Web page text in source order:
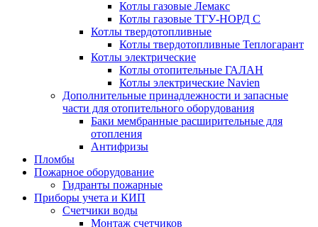
Котлы газовые Лемакс
Котлы газовые ТГУ-НОРД С
Котлы твердотопливные
Котлы твердотопливные Теплогарант
Котлы электрические
Котлы отопительные ГАЛАН
Котлы электрические Navien
Дополнительные принадлежности и запасные
части для отопительного оборудования
Баки мембранные расширительные для
отопления
Антифризы
Пломбы
Пожарное оборудование
Гидранты пожарные
Приборы учета и КИП
Счетчики воды
Монтаж счетчиков